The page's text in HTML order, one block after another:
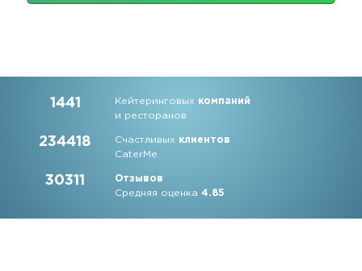
1441 Кейтеринговых компаний
и ресторанов
234418 Счастливых клиентов
CaterMe
30311
Отзывов
Средняя оценка4.85